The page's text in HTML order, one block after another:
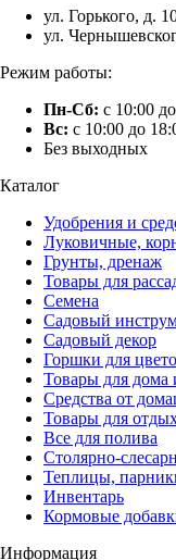
ул. Горького, д.
ул.
Режим работы:
Пн-Сб: с 10:00
Вс: с 10:00 до
Без выходных
Каталог
Удобрения и
Луковичные,
Грунты, дренаж
Товары для
Семена
Садовый
Садовый декор
Горшки для
Товары для дома
Средства от
Товары для
Все для полива
Столярно-
Теплицы,
Инвентарь
Кормовые
Информация